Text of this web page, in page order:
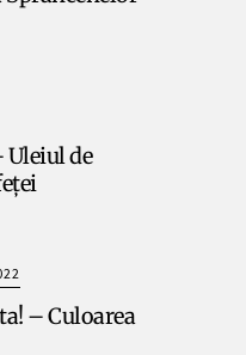
Uleiul de
– Culoarea